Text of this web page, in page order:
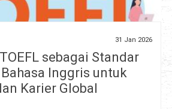
31 Jan 2026
sebagai Standar
Inggris untuk
Karier Global